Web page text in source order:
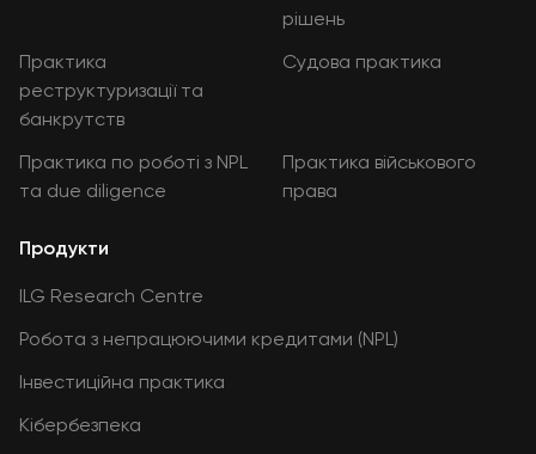
рішень
Практика
реструктуризації та
банкрутств
Судова практика
Практика по роботі з NPL
та due diligence
Практика військового
права
Продукти
ILG Research Centre
Робота з непрацюючими кредитами (NPL)
Інвестиційна практика
Кібербезпека